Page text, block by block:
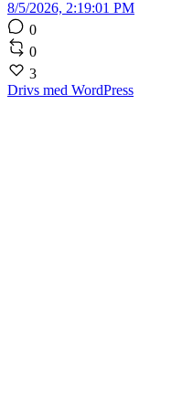
8/5/2026, 2:19:01 PM
0
0
3
Drivs med WordPress